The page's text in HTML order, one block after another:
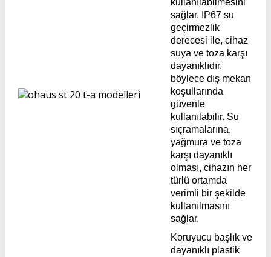
kullanılabilmesini
sağlar. IP67 su
geçirmezlik
derecesi ile, cihaz
suya ve toza karşı
dayanıklıdır,
böylece dış mekan
koşullarında
güvenle
kullanılabilir. Su
sıçramalarına,
yağmura ve toza
karşı dayanıklı
olması, cihazın her
türlü ortamda
verimli bir şekilde
kullanılmasını
sağlar.
Koruyucu başlık ve
dayanıklı plastik